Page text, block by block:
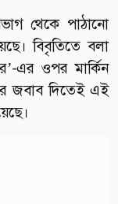
থেকে পাঠানো
বিবৃতিতে বলা
এর ওপর মার্কিন
জবাব দিতেই এই